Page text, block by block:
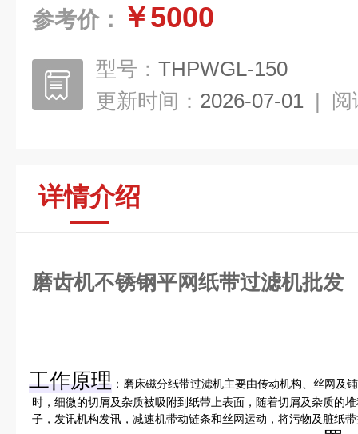
参考价： ￥5000
型号： THPWGL-150
更新时间： 2026-07-01 | 阅
详情介绍
磨齿机不锈钢平网纸带过滤机批发
工作原理 ：磨床磁分纸带过滤机主要由传动机构、丝网及
时，细微的切屑及杂质被吸附到纸带上表面，随着切屑及杂质的
子，发讯机构发讯，减速机带动链条和丝网运动，将污物及脏纸